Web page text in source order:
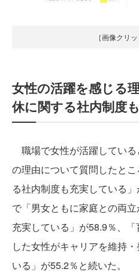
［画像クリ
女性の活躍を感じる
休に関する社内制度
職場で女性が活躍してい
の理由について質問したと
る社内制度も充実している
で「男女ともに家庭との両
充実している」が58.9％、
した女性がキャリアを維持
いる」が55.2％と続いた。